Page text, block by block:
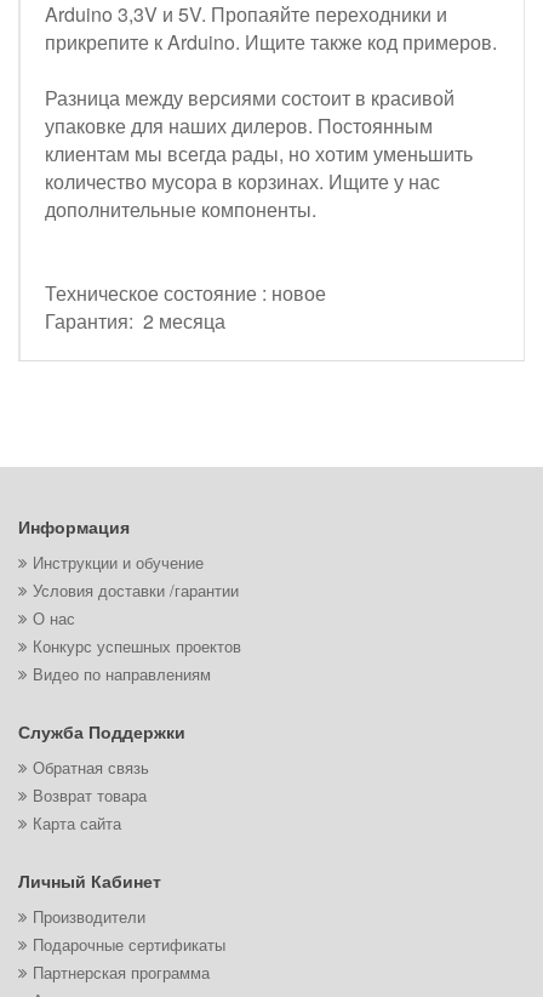
Arduino 3,3V и 5V. Пропаяйте переходники и
прикрепите к Arduino. Ищите также код примеров.
Разница между версиями состоит в красивой
упаковке для наших дилеров. Постоянным
клиентам мы всегда рады, но хотим уменьшить
количество мусора в корзинах. Ищите у нас
дополнительные компоненты.
Техническое состояние : новое
Гарантия: 2 месяца
Информация
Инструкции и обучение
Условия доставки /гарантии
О нас
Конкурс успешных проектов
Видео по направлениям
Служба Поддержки
Обратная связь
Возврат товара
Карта сайта
Личный Кабинет
Производители
Подарочные сертификаты
Партнерская программа